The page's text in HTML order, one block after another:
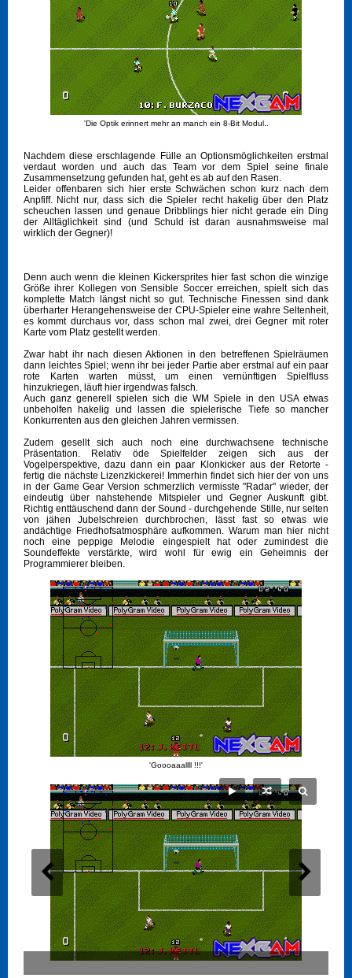
'Die Optik erinnert mehr an manch ein 8-Bit Modul..
Nachdem diese erschlagende Fülle an Optionsmöglichkeiten erstmal
verdaut worden und auch das Team vor dem Spiel seine finale
Zusammensetzung gefunden hat, geht es ab auf den Rasen.
Leider offenbaren sich hier erste Schwächen schon kurz nach dem
Anpfiff. Nicht nur, dass sich die Spieler recht hakelig über den Platz
scheuchen lassen und genaue Dribblings hier nicht gerade ein Ding
der Alltäglichkeit sind (und Schuld ist daran ausnahmsweise mal
wirklich der Gegner)!
Denn auch wenn die kleinen Kickersprites hier fast schon die winzige
Größe ihrer Kollegen von Sensible Soccer erreichen, spielt sich das
komplette Match längst nicht so gut. Technische Finessen sind dank
überharter Herangehensweise der CPU-Spieler eine wahre Seltenheit,
es kommt durchaus vor, dass schon mal zwei, drei Gegner mit roter
Karte vom Platz gestellt werden.
Zwar habt ihr nach diesen Aktionen in den betreffenen Spielräumen
dann leichtes Spiel; wenn ihr bei jeder Partie aber erstmal auf ein paar
rote Karten warten müsst, um einen vernünftigen Spielfluss
hinzukriegen, läuft hier irgendwas falsch.
Auch ganz generell spielen sich die WM Spiele in den USA etwas
unbeholfen hakelig und lassen die spielerische Tiefe so mancher
Konkurrenten aus den gleichen Jahren vermissen.
Zudem gesellt sich auch noch eine durchwachsene technische
Präsentation. Relativ öde Spielfelder zeigen sich aus der
Vogelperspektive, dazu dann ein paar Klonkicker aus der Retorte -
fertig die nächste Lizenzkickerei! Immerhin findet sich hier der von uns
in der Game Gear Version schmerzlich vermisste "Radar" wieder, der
eindeutig über nahstehende Mitspieler und Gegner Auskunft gibt.
Richtig enttäuschend dann der Sound - durchgehende Stille, nur selten
von jähen Jubelschreien durchbrochen, lässt fast so etwas wie
andächtige Friedhofsatmosphäre aufkommen. Warum man hier nicht
noch eine peppige Melodie eingespielt hat oder zumindest die
Soundeffekte verstärkte, wird wohl für ewig ein Geheimnis der
Programmierer bleiben.
'Goooaaallll !!!'